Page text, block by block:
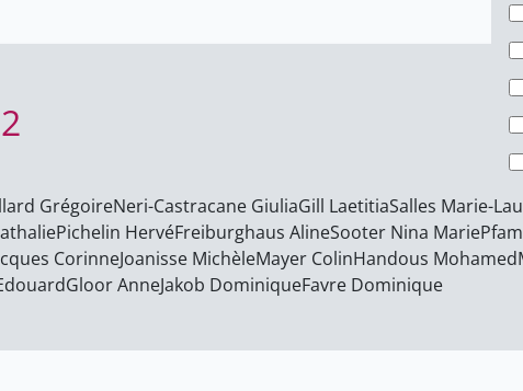
GrégoireNeri-Castracane GiuliaGill LaetitiaSalles Marie-
Pichelin HervéFreiburghaus AlineSooter Nina Marie
CorinneJoanisse MichèleMayer ColinHandous Mohamed
Gloor AnneJakob DominiqueFavre Dominique